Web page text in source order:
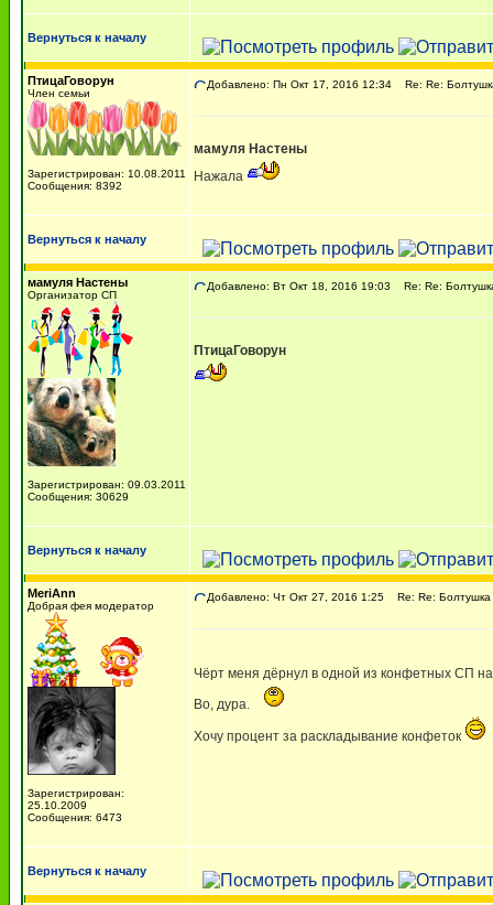
Вернуться к началу
ПтицаГоворун
Член семьи
Зарегистрирован: 10.08.2011
Сообщения: 8392
Добавлено: Пн Окт 17, 2016 12:34 Re: Re:
мамуля Настены
Нажала
Вернуться к началу
мамуля Настены
Организатор СП
Зарегистрирован: 09.03.2011
Сообщения: 30629
Добавлено: Вт Окт 18, 2016 19:03 Re: Re:
ПтицаГоворун
Вернуться к началу
MeriAnn
Добрая фея модератор
Зарегистрирован:
25.10.2009
Сообщения: 6473
Добавлено: Чт Окт 27, 2016 1:25 Re: Re:
Чёрт меня дёрнул в одной из конфетных СП
Во, дура.
Хочу процент за раскладывание конфеток
Вернуться к началу